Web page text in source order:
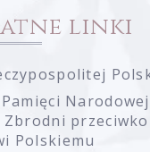
linki
Zbrodni przeciwko
Polskiemu